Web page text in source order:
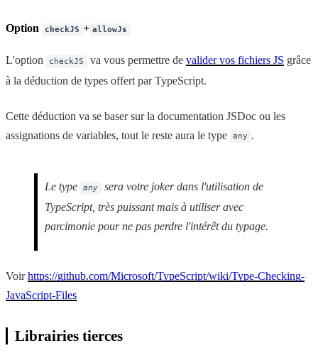
Option checkJS + allowJs
L'option checkJS va vous permettre de valider vos fichiers JS grâce
à la déduction de types offert par TypeScript.
Cette déduction va se baser sur la documentation JSDoc ou les
assignations de variables, tout le reste aura le type
any .
Le type any
sera votre joker dans l'utilisation de
TypeScript, très puissant mais à utiliser avec
parcimonie pour ne pas perdre l'intérêt du typage.
Voirhttps://github.com/Microsoft/TypeScript/wiki/Type-Checking-
JavaScript-Files
Librairies tierces